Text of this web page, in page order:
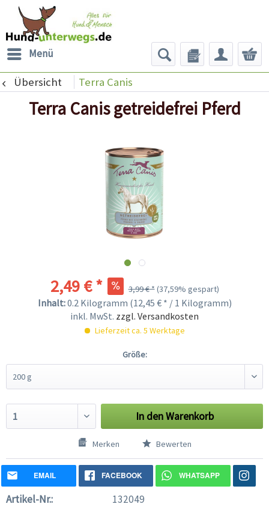
Menü
Übersicht Terra Canis
Terra Canis getreidefrei Pferd
2,49 € * 3,99 € *(37,59% gespart)
Inhalt:0.2 Kilogramm (12,45 € * / 1 Kilogramm)
inkl. MwSt. zzgl. Versandkosten
Lieferzeit ca. 5 Werktage
Größe:
In denWarenkorb
Merken Bewerten
EMAIL FACEBOOK WHATSAPP
Artikel-Nr.: 132049